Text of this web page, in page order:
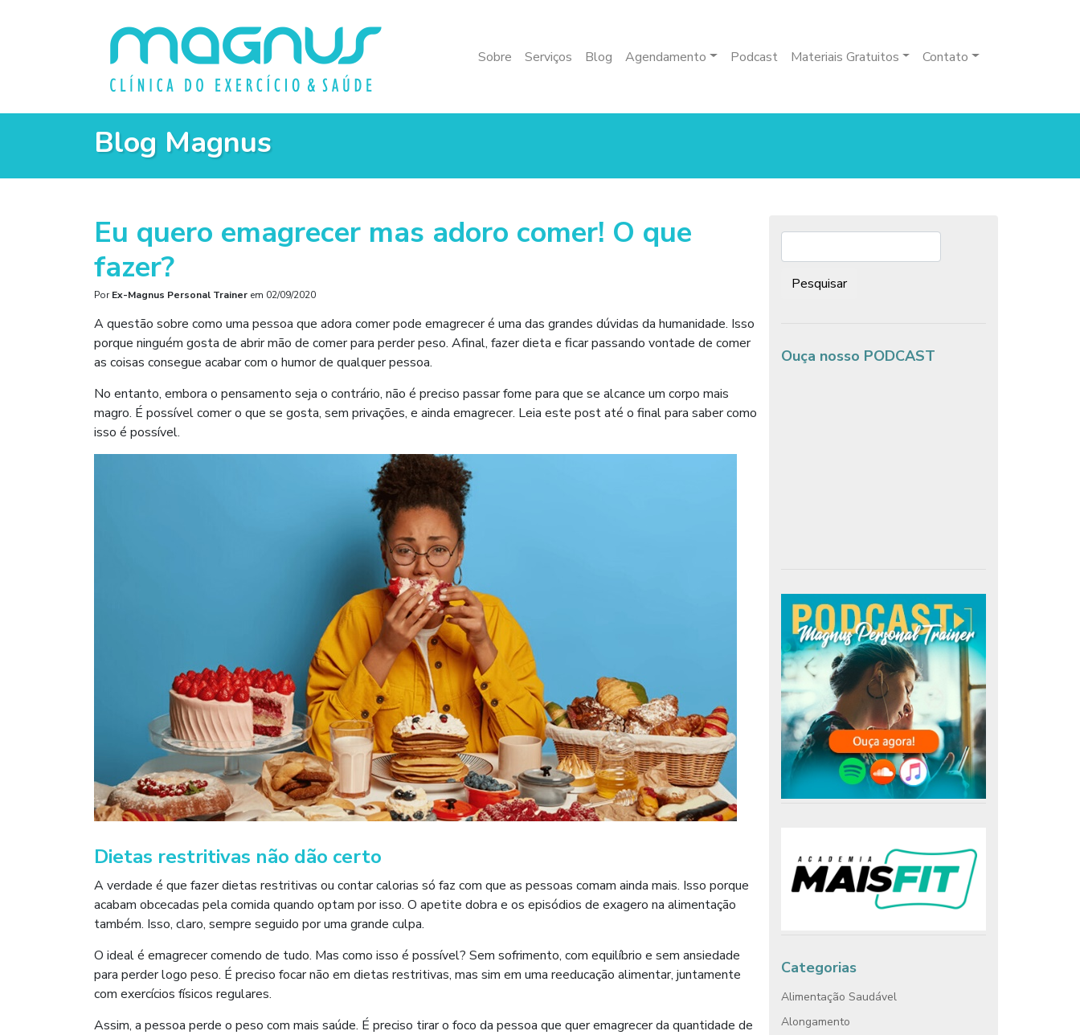
Sobre Serviços Blog Agendamento Podcast Materiais Gratuitos Contato
Blog Magnus
Eu quero emagrecer mas adoro comer! O que
fazer?
PorEx-Magnus Personal Trainer em 02/09/2020
A questão sobre como uma pessoa que adora comer pode emagrecer é uma das grandes dúvidas da humanidade. Isso
porque ninguém gosta de abrir mão de comer para perder peso. Afinal, fazer dieta e ficar passando vontade de comer
as coisas consegue acabar com o humor de qualquer pessoa.
No entanto, embora o pensamento seja o contrário, não é preciso passar fome para que se alcance um corpo mais
magro. É possível comer o que se gosta, sem privações, e ainda emagrecer. Leia este post até o final para saber como
isso é possível.
Dietas restritivas não dão certo
A verdade é que fazer dietas restritivas ou contar calorias só faz com que as pessoas comam ainda mais. Isso porque
acabam obcecadas pela comida quando optam por isso. O apetite dobra e os episódios de exagero na alimentação
também. Isso, claro, sempre seguido por uma grande culpa.
O ideal é emagrecer comendo de tudo. Mas como isso é possível? Sem sofrimento, com equilíbrio e sem ansiedade
para perder logo peso. É preciso focar não em dietas restritivas, mas sim em uma reeducação alimentar, juntamente
com exercícios físicos regulares.
Assim, a pessoa perde o peso com mais saúde. É preciso tirar o foco da pessoa que quer emagrecer da quantidade de
Pesquisar:
Ouça nosso PODCAST
Categorias
Alimentação Saudável
Alongamento